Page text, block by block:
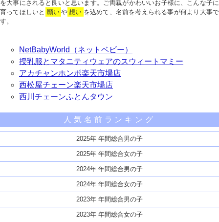
を大事にされると良いと思います。ご両親がかわいいお子様に、こんな子に
育ってほしいと 願い や 想い を込めて、名前を考えられる事が何より大事で
す。
NetBabyWorld（ネットベビー）
授乳服とマタニティウェアのスウィートマミー
アカチャンホンポ楽天市場店
西松屋チェーン楽天市場店
西川チェーンふとんタウン
人気名前ランキング
2025年 年間総合男の子
2025年 年間総合女の子
2024年 年間総合男の子
2024年 年間総合女の子
2023年 年間総合男の子
2023年 年間総合女の子